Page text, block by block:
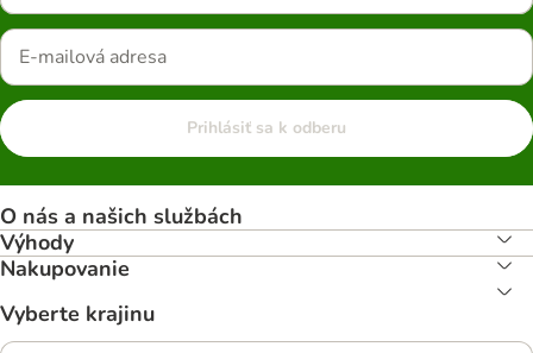
Prihlásiť sa k odberu
O nás a našich službách
Výhody
Nakupovanie
Vyberte krajinu